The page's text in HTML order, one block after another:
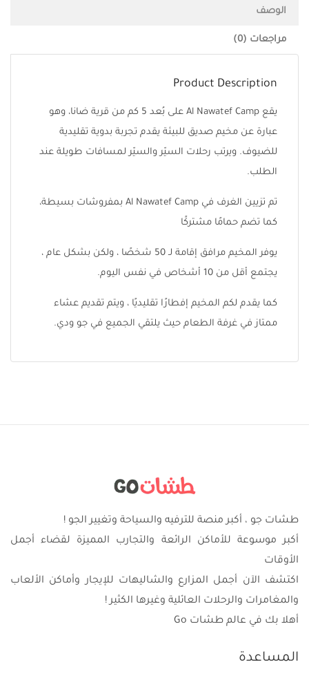
الوصف
مراجعات (0)
Product Description
يقع Al Nawatef Camp على بُعد 5 كم من قرية ضانا، وهو
عبارة عن مخيم صديق للبيئة يقدم تجربة بدوية تقليدية
للضيوف. ويرتب رحلات السيّر والسيّر لمسافات طويلة عند
الطلب.
تم تزيين الغرف في Al Nawatef Camp بمفروشات بسيطة،
كما تضم حمامًا مشتركًا
يوفر المخيم مرافق إقامة لـ 50 شخصًا ، ولكن بشكل عام ،
يجتمع أقل من 10 أشخاص في نفس اليوم.
كما يقدم لكم المخيم إفطارًا تقليديًا ، ويتم تقديم عشاء
ممتاز في غرفة الطعام حيث يلتقي الجميع في جو ودي.
طشات جو ، أكبر منصة للترفيه والسياحة وتغيير الجو !
أكبر موسوعة للأماكن الرائعة والتجارب المميزة لقضاء أجمل
الأوقات
اكتشف الآن أجمل المزارع والشاليهات للإيجار وأماكن الألعاب
والمغامرات والرحلات العائلية وغيرها الكثير !
أهلا بك في عالم طشات Go
المساعدة